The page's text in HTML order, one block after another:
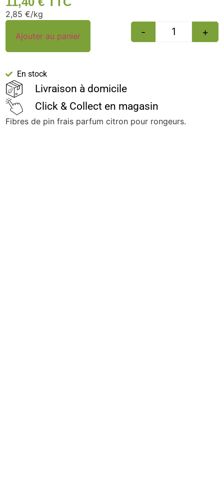
2,85 €/kg
- +
Ajouter au panier
En stock
Livraison à domicile
Click & Collect en magasin
Fibres de pin frais parfum citron pour rongeurs.